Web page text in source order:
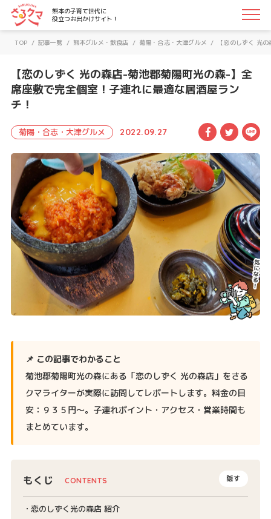
さるクマ-さるこう、熊本-｜熊本の子育て世代に役立つお
熊本の子育て世代に
役立つお出かけサイト！
TOP / 記事一覧 / 熊本グルメ・飲食店 / 菊陽・合志・大津グルメ / 【恋のしずく 光
【恋のしずく 光の森店-菊池郡菊陽町光の森-】全
席座敷で完全個室！子連れに最適な居酒屋ラン
チ！
菊陽・合志・大津グルメ 2022.09.27 Facebook
📌 この記事でわかること
菊池郡菊陽町光の森にある「恋のしずく 光の森店」をさる
クマライターが実際に訪問してレポートします。料金の目
安：９３５円〜。子連れポイント・アクセス・営業時間も
まとめています。
もくじ 隠す
恋のしずく光の森店 紹介